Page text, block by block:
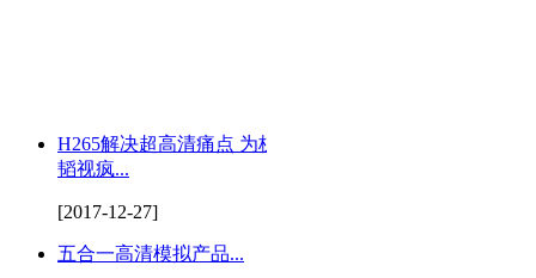
H265解决超高清痛点 为杭州
韬视疯...
[2017-12-27]
五合一高清模拟产品...